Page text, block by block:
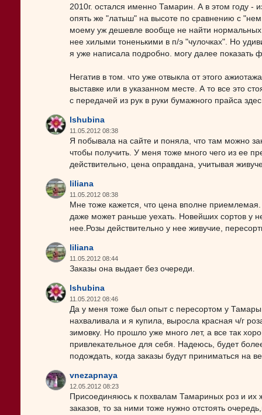
2010г. остался именно Тамарин. А в этом году -
опять же "латыш" на высоте по сравнению с
моему уж дешевле вообще не найти нормальных
нее хилыми тоненькими в п/э "чулочках". Но
я уже написала подробно. могу далее показать
Негатив в том. что уже отвыкла от этого
выставке или в указанном месте. А то все это
с передачей из рук в руки бумажного прайса
lshubina
11.05.2012 08:38
Я побывала на сайте и поняла, что там можно
чтобы получить. У меня тоже много чего из ее
действительно, цена оправдана, учитывая
liliana
11.05.2012 08:38
Мне тоже кажется, что цена вполне
даже может раньше уехать. Новейших сортов у
нее.Розы действительно у нее живучие,
liliana
11.05.2012 08:44
Заказы она выдает без очереди.
lshubina
11.05.2012 08:46
Да у меня тоже был опыт с пересортом у
нахваливала и я купила, выросла красная ч/г
зимовку. Но прошло уже много лет, а все так
привлекательное для себя. Надеюсь, будет
подождать, когда заказы будут приниматься на
vnezapnaya
12.05.2012 08:23
Присоединяюсь к похвалам Тамариных роз и их
заказов, то за ними тоже нужно отстоять